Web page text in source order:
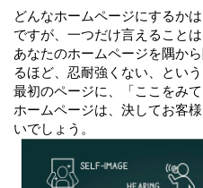
どんなホームページにするか
ですが、一つだけ言えること
あなたのホームページを隅か
るほど、忍耐強くない、という
最初のページに、「ここをみ
ホームページは、決してお客
いでしょう。